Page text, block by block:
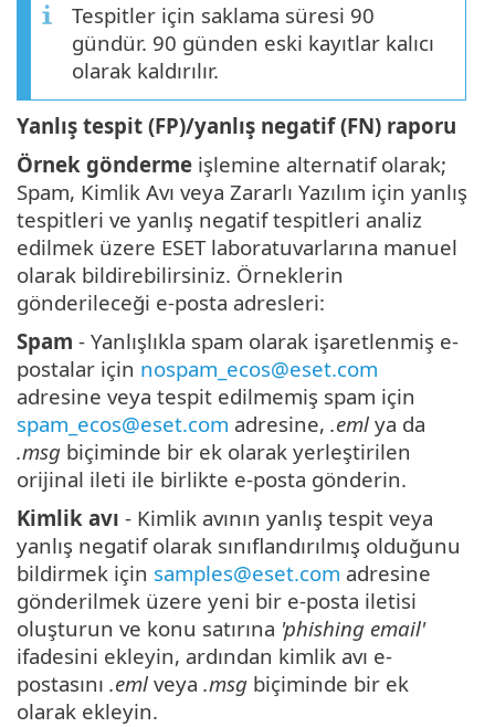
Tespitler için saklama süresi 90
gündür. 90 günden eski kayıtlar kalıcı
olarak kaldırılır.
Yanlış tespit (FP)/yanlış negatif (FN) raporu
Örnek gönderme işlemine alternatif olarak;
Spam, Kimlik Avı veya Zararlı Yazılım için yanlış
tespitleri ve yanlış negatif tespitleri analiz
edilmek üzere ESET laboratuvarlarına manuel
olarak bildirebilirsiniz. Örneklerin
gönderileceği e-posta adresleri:
Spam - Yanlışlıkla spam olarak işaretlenmiş e-
postalar için nospam_ecos@eset.com
adresine veya tespit edilmemiş spam için
spam_ecos@eset.com adresine, .eml ya da
.msg biçiminde bir ek olarak yerleştirilen
orijinal ileti ile birlikte e-posta gönderin.
Kimlik avı - Kimlik avının yanlış tespit veya
yanlış negatif olarak sınıflandırılmış olduğunu
bildirmek için samples@eset.com adresine
gönderilmek üzere yeni bir e-posta iletisi
oluşturun ve konu satırına 'phishing email'
ifadesini ekleyin, ardından kimlik avı e-
postasını .eml veya .msg biçiminde bir ek
olarak ekleyin.